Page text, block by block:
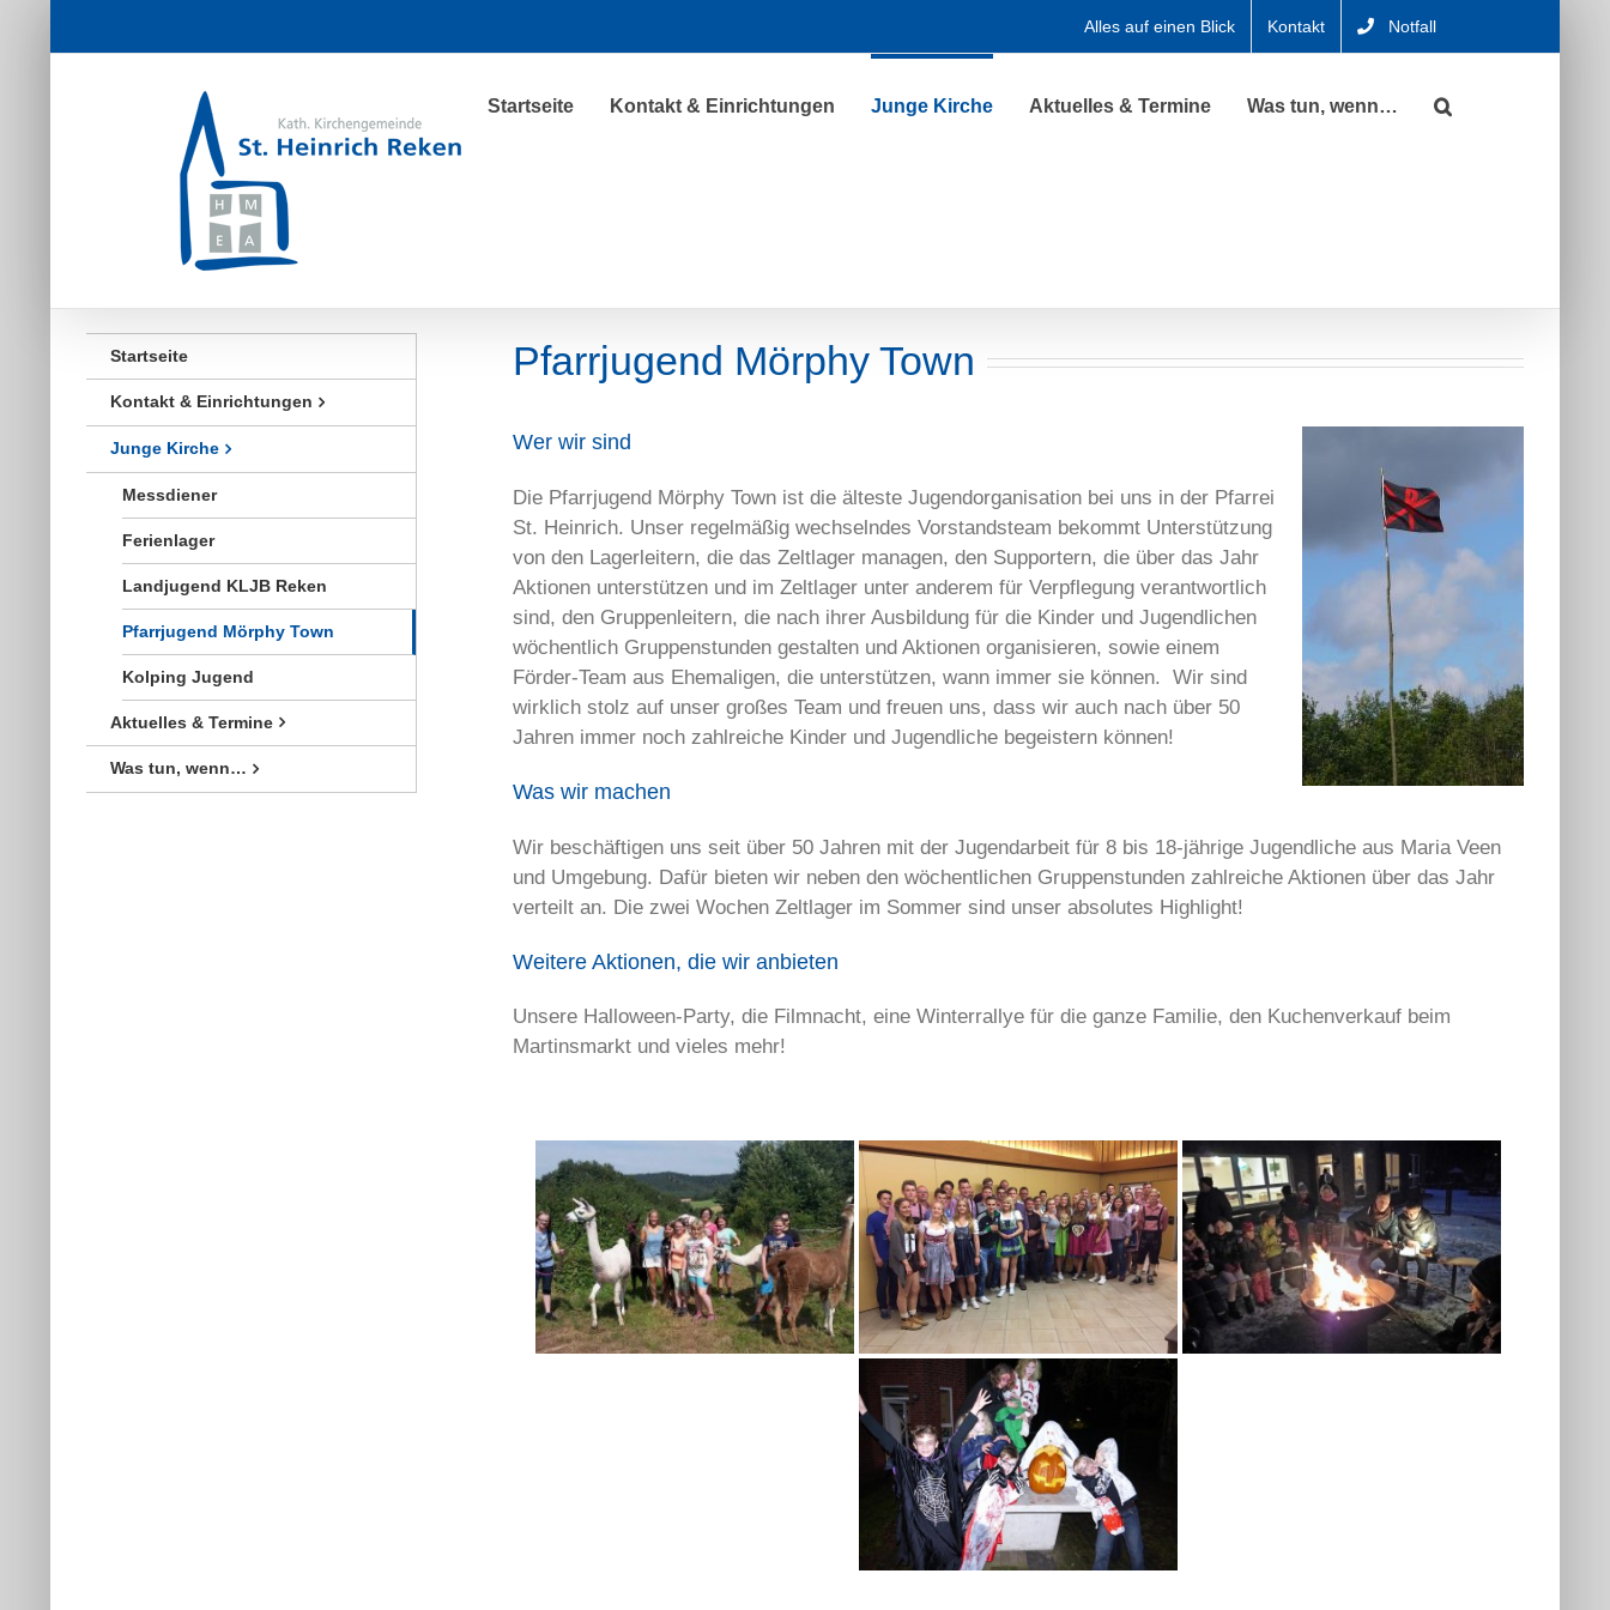
Alles auf einen Blick Kontakt Notfall
Startseite Kontakt & Einrichtungen Junge Kirche Aktuelles & Termine Was tun, wenn…
Pfarrjugend Mörphy Town
Wer wir sind
Die Pfarrjugend Mörphy Town ist die älteste Jugendorganisation bei uns in der Pfarrei
St. Heinrich. Unser regelmäßig wechselndes Vorstandsteam bekommt Unterstützung
von den Lagerleitern, die das Zeltlager managen, den Supportern, die über das Jahr
Aktionen unterstützen und im Zeltlager unter anderem für Verpflegung verantwortlich
sind, den Gruppenleitern, die nach ihrer Ausbildung für die Kinder und Jugendlichen
wöchentlich Gruppenstunden gestalten und Aktionen organisieren, sowie einem
Förder-Team aus Ehemaligen, die unterstützen, wann immer sie können. Wir sind
wirklich stolz auf unser großes Team und freuen uns, dass wir auch nach über 50
Jahren immer noch zahlreiche Kinder und Jugendliche begeistern können!
Was wir machen
Wir beschäftigen uns seit über 50 Jahren mit der Jugendarbeit für 8 bis 18-jährige Jugendliche aus Maria Veen
und Umgebung. Dafür bieten wir neben den wöchentlichen Gruppenstunden zahlreiche Aktionen über das Jahr
verteilt an. Die zwei Wochen Zeltlager im Sommer sind unser absolutes Highlight!
Weitere Aktionen, die wir anbieten
Unsere Halloween-Party, die Filmnacht, eine Winterrallye für die ganze Familie, den Kuchenverkauf beim
Martinsmarkt und vieles mehr!
Startseite
Kontakt & Einrichtungen
Junge Kirche
Messdiener
Ferienlager
Landjugend KLJB Reken
Pfarrjugend Mörphy Town
Kolping Jugend
Aktuelles & Termine
Was tun, wenn…